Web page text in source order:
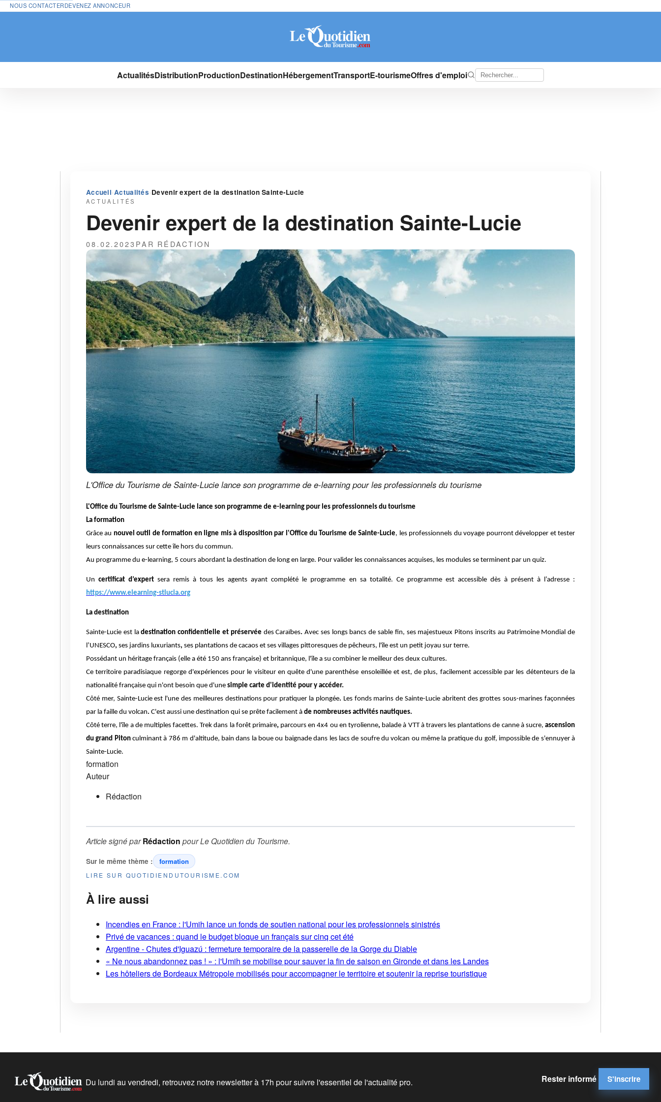
NOUS CONTACTERDEVENEZ ANNONCEUR
ActualitésDistributionProductionDestinationHébergementTransportE-tourismeOffres d'emploi
Accueil›Actualités›Devenir expert de la destination Sainte-Lucie
ACTUALITÉS
Devenir expert de la destination Sainte-Lucie
08.02.2023PAR RÉDACTION
L'Office du Tourisme de Sainte-Lucie lance son programme de e-learning pour les professionnels du tourisme
L'Office du Tourisme de Sainte-Lucie lance son programme de e-learning pour les professionnels du tourisme
La formation
Grâce au nouvel outil de formation en ligne mis à disposition par l'Office du Tourisme de Sainte-Lucie, les professionnels du voyage pourront développer et tester
leurs connaissances sur cette île hors du commun.
Au programme du e-learning, 5 cours abordant la destination de long en large. Pour valider les connaissances acquises, les modules se terminent par un quiz.
Uncertificat d’expert sera remis à tous les agents ayant complété le programme en sa totalité. Ce programme est accessible dès à présent à l’adresse :
https://www.elearning-stlucia.org
La destination
Sainte-Lucie est ladestination confidentielle et préservée des Caraïbes. Avec ses longs bancs de sable fin, ses majestueux Pitons inscrits au Patrimoine Mondial de
l’UNESCO, ses jardins luxuriants, ses plantations de cacaos et ses villages pittoresques de pêcheurs, l'île est un petit joyau sur terre.
Possédant un héritage français (elle a été 150 ans française) et britannique, l'île a su combiner le meilleur des deux cultures.
Ce territoire paradisiaque regorge d'expériences pour le visiteur en quête d'une parenthèse ensoleilléeet est, de plus, facilement accessible par les détenteurs de la
nationalité française qui n'ont besoin que d'une simple carte d'identité pour y accéder.
Côté mer, Sainte-Lucieest l'une des meilleures destinations pour pratiquer la plongée. Les fonds marins de Sainte-Lucie abritent desgrottes sous-marines façonnées
par la faille du volcan. C'est aussi une destination qui se prête facilement à de nombreuses activités nautiques.
Côté terre, l'île a de multiples facettes.Trek dans la forêt primaire, parcours en 4x4 ou entyrolienne, balade à VTT à travers les plantations de canne à sucre,ascension
du grand Pitonculminant à 786 m d'altitude, bain dans la boue ou baignade dans les lacs de soufre du volcan ou même la pratique du golf, impossible de s'ennuyer à
Sainte-Lucie.
formation
Auteur
Rédaction
Article signé parRédaction pourLe Quotidien du Tourisme.
Sur le même thème : formation
LIRE SUR QUOTIDIENDUTOURISME.COM
À lire aussi
Incendies en France : l'Umih lance un fonds de soutien national pour les professionnels sinistrés
Privé de vacances : quand le budget bloque un français sur cinq cet été
Argentine - Chutes d'Iguazú : fermeture temporaire de la passerelle de la Gorge du Diable
« Ne nous abandonnez pas ! » : l'Umih se mobilise pour sauver la fin de saison en Gironde et dans les Landes
Les hôteliers de Bordeaux Métropole mobilisés pour accompagner le territoire et soutenir la reprise touristique
Du lundi au vendredi, retrouvez notre newsletter à 17h pour suivre l'essentiel de l'actualité pro. Rester informé S'inscrire